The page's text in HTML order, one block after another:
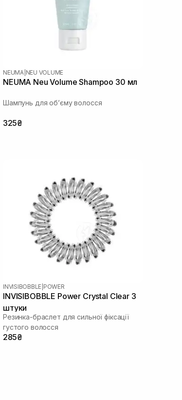
NEUMA NEU VOLUME
NEUMA Neu Volume Shampoo 30 мл
Шампунь для обʼєму волосся
325₴
INVISIBOBBLE POWER
INVISIBOBBLE Power Crystal Clear 3
штуки
Резинка-браслет для сильної фіксації
густого волосся
285₴